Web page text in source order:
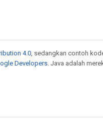
4.0 , sedangkan contoh
Developers . Java adalah